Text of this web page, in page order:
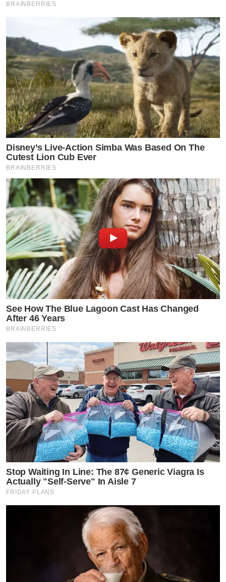
BRAINBERRIES
Disney’s Live-Action Simba Was Based On The
Cutest Lion Cub Ever
BRAINBERRIES
See How The Blue Lagoon Cast Has Changed
After 46 Years
BRAINBERRIES
Stop Waiting In Line: The 87¢ Generic Viagra Is
Actually "Self-Serve" In Aisle 7
FRIDAY PLANS